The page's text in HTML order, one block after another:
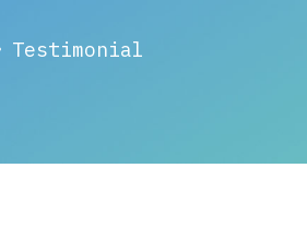
Testimonial